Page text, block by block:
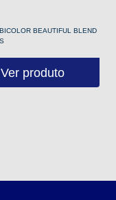
BEAUTIFUL BLEND
Ver produto